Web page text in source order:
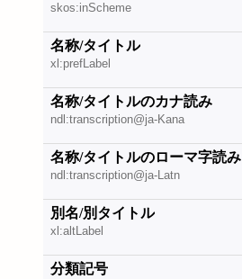
skos:inScheme
名称/タイトル
xl:prefLabel
名称/タイトルのカナ読み
ndl:transcription@ja-Kana
名称/タイトルのローマ字読み
ndl:transcription@ja-Latn
別名/別タイトル
xl:altLabel
分類記号